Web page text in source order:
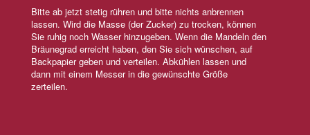
Bitte ab jetzt stetig rühren und bitte nichts anbrennen
lassen. Wird die Masse (der Zucker) zu trocken, können
Sie ruhig noch Wasser hinzugeben. Wenn die Mandeln den
Bräunegrad erreicht haben, den Sie sich wünschen, auf
Backpapier geben und verteilen. Abkühlen lassen und
dann mit einem Messer in die gewünschte Größe
zerteilen.